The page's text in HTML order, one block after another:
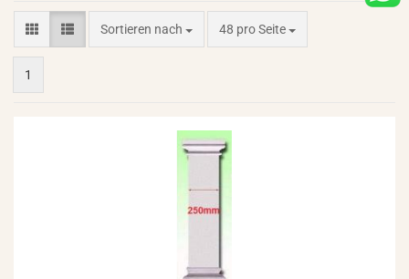
Sortieren nach
Sortieren nach 48 pro Seite
pro Seite
1